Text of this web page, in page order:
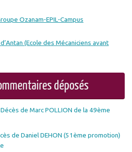
Ozanam-EPIL-Campus
(Ecole des Mécaniciens avant
déposés
Décès de Marc POLLION de la 49ème
de Daniel DEHON (51ème promotion)